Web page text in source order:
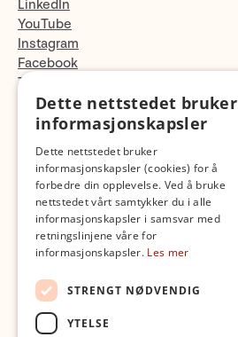
LinkedIn
YouTube
Instagram
Facebook
TikTok
Fotopodden
Dette nettstedet bruker
informasjonskapsler
Dette nettstedet bruker
informasjonskapsler (cookies) for å
forbedre din opplevelse. Ved å bruke
nettstedet vårt samtykker du i alle
informasjonskapsler i samsvar med
retningslinjene våre for
informasjonskapsler. Les mer
STRENGT NØDVENDIG
YTELSE